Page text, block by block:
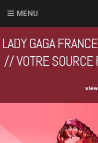
MENU
LADY GAGA
// VOTRE SOURCE